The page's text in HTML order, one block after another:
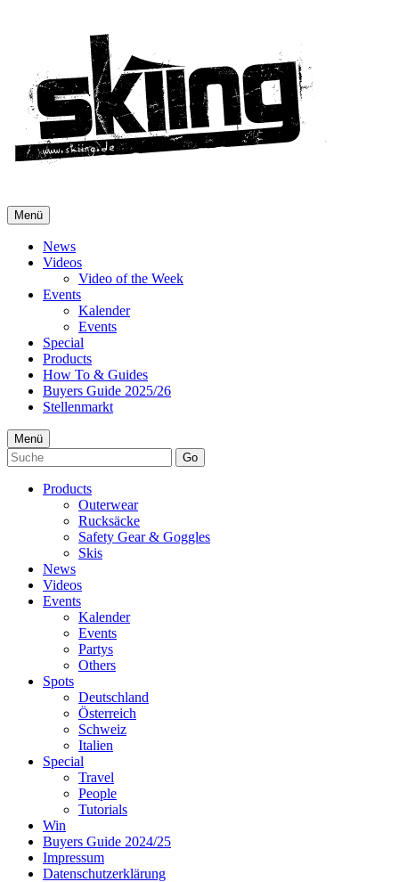
Menü
News
Videos
Video of the Week
Events
Kalender
Events
Special
Products
How To & Guides
Buyers Guide 2025/26
Stellenmarkt
Menü
Go
Products
Outerwear
Rucksäcke
Safety Gear & Goggles
Skis
News
Videos
Events
Kalender
Events
Partys
Others
Spots
Deutschland
Österreich
Schweiz
Italien
Special
Travel
People
Tutorials
Win
Buyers Guide 2024/25
Impressum
Datenschutzerklärung